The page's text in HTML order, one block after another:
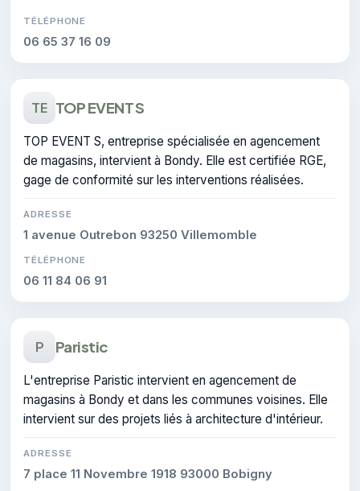
TÉLÉPHONE
06 65 37 16 09
TE TOP EVENT S
TOP EVENT S, entreprise spécialisée en agencement
de magasins, intervient à Bondy. Elle est certifiée RGE,
gage de conformité sur les interventions réalisées.
ADRESSE
1 avenue Outrebon 93250 Villemomble
TÉLÉPHONE
06 11 84 06 91
P Paristic
L'entreprise Paristic intervient en agencement de
magasins à Bondy et dans les communes voisines. Elle
intervient sur des projets liés à architecture d'intérieur.
ADRESSE
7 place 11 Novembre 1918 93000 Bobigny